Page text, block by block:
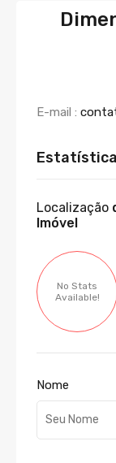
E-mail :
Localização
Imóvel
No Stats
Available!
Nome